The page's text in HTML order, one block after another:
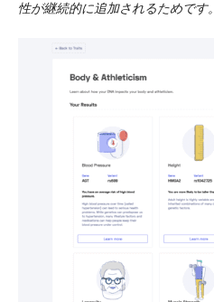
性が継続的に追加されるためです。